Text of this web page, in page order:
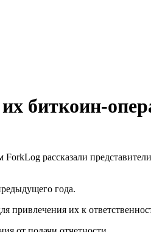
биткоин-
рассказали
года.
привлечения их к